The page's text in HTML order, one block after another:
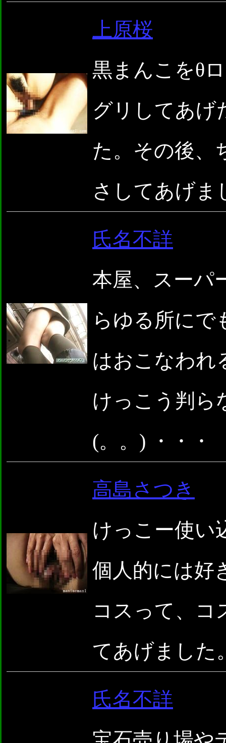
上原桜
黒まんこをθ
グリしてあげ
た。その後、
さしてあげま
氏名不詳
本屋、スーパ
らゆる所にで
はおこなわれ
けっこう判ら
(。。) ・・・
高島さつき
けっこー使い
個人的には好
コスって、コ
てあげました
氏名不詳